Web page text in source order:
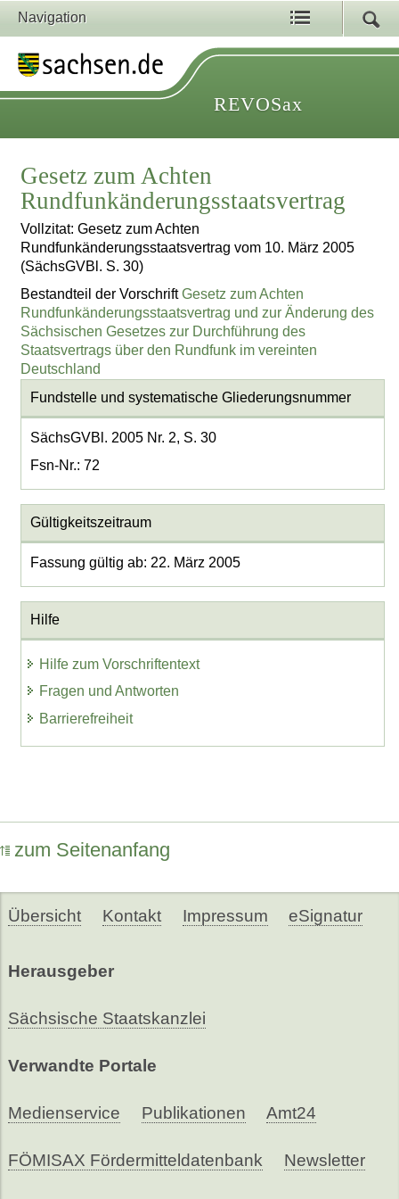
Navigation
REVOSax
Gesetz zum Achten
Rundfunkänderungsstaatsvertrag
Vollzitat: Gesetz zum Achten
Rundfunkänderungsstaatsvertrag vom 10. März 2005
(SächsGVBl. S. 30)
Bestandteil der VorschriftGesetz zum Achten
Rundfunkänderungsstaatsvertrag und zur Änderung des
Sächsischen Gesetzes zur Durchführung des
Staatsvertrags über den Rundfunk im vereinten
Deutschland
Fundstelle und systematische Gliederungsnummer
SächsGVBl. 2005 Nr. 2, S. 30
Fsn-Nr.: 72
Gültigkeitszeitraum
Fassung gültig ab: 22. März 2005
Hilfe
Hilfe zum Vorschriftentext
Fragen und Antworten
Barrierefreiheit
zum Seitenanfang
Übersicht Kontakt Impressum eSignatur
Herausgeber
Sächsische Staatskanzlei
Verwandte Portale
Medienservice Publikationen Amt24
FÖMISAX Fördermitteldatenbank Newsletter